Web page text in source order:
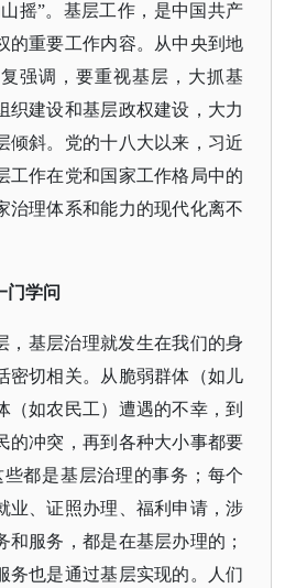
摇”。基层工作，是中国共产
的重要工作内容。从中央到地
强调，要重视基层，大抓基
织建设和基层政权建设，大力
倾斜。党的十八大以来，习近
工作在党和国家工作格局中的
治理体系和能力的现代化离不
门学问
，基层治理就发生在我们的身
密切相关。从脆弱群体（如儿
（如农民工）遭遇的不幸，到
的冲突，再到各种大小事都要
些都是基层治理的事务；每个
业、证照办理、福利申请，涉
和服务，都是在基层办理的；
务也是通过基层实现的。人们